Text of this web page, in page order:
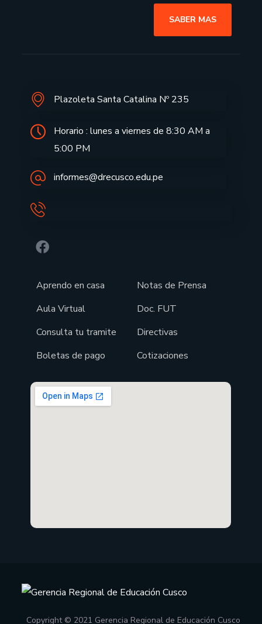
SABER MAS
Plazoleta Santa Catalina Nº 235
Horario : lunes a viernes de 8:30 AM a
5:00 PM
informes@drecusco.edu.pe
Aprendo en casa
Aula Virtual
Consulta tu tramite
Boletas de pago
Notas de Prensa
Doc. FUT
Directivas
Cotizaciones
Copyright © 2021 Gerencia Regional de Educación Cusco